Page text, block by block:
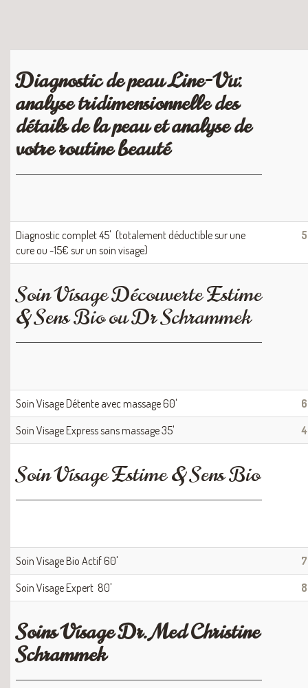
Diagnostic de peau Line-Vu:
analyse tridimensionnelle des
détails de la peau et analyse de
votre routine beauté
Diagnostic complet 45' (totalement déductible sur une
cure ou -15€ sur un soin visage)
Soin Visage Découverte Estime
& Sens Bio ou Dr Schrammek
Soin Visage Détente avec massage 60'
Soin Visage Express sans massage 35'
Soin Visage Estime & Sens Bio
Soin Visage Bio Actif 60'
Soin Visage Expert 80'
Soins Visage Dr. Med Christine
Schrammek